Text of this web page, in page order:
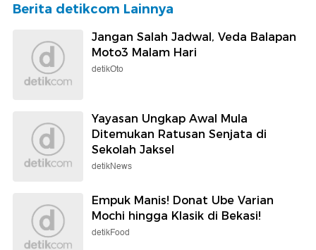
Berita detikcom Lainnya
Jangan Salah Jadwal, Veda Balapan
Moto3 Malam Hari
detikOto
Yayasan Ungkap Awal Mula
Ditemukan Ratusan Senjata di
Sekolah Jaksel
detikNews
Empuk Manis! Donat Ube Varian
Mochi hingga Klasik di Bekasi!
detikFood